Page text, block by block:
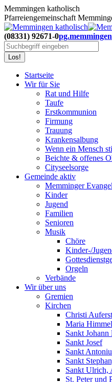
Zum
Inhalt
springen
Memmingen katholisch
Pfarreiengemeinschaft
(08331) 92671-0
Search:
Startseite
Wir für Sie
Rat und Hilfe
Taufe
Erstkommunion
Firmung
Trauung
Krankensalbung
Wenn ein Mensch
Beichte & offenes
Cityseelsorge
Gemeinde aktiv
Memminger
Kinder
Jugend
Familien
Senioren
Musik
Chöre
Kinder-/
Orgeln
Verbände
Wir über uns
Gremien
Kirchen
Christi
Maria
Sankt Johann
Sankt Josef
Sankt
Sankt
Sankt Ulrich,
St. Peter und